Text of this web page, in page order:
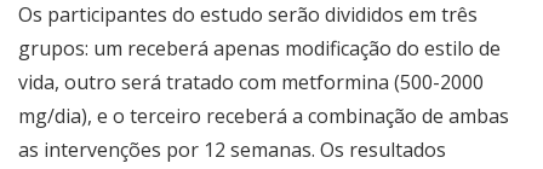
Os participantes do estudo serão divididos em três
grupos: um receberá apenas modificação do estilo de
vida, outro será tratado com metformina (500-2000
mg/dia), e o terceiro receberá a combinação de ambas
as intervenções por 12 semanas. Os resultados